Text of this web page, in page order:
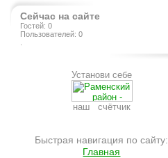
Сейчас на сайте
Гостей: 0
Пользователей: 0
Установи себе
наш счётчик
Быстрая навигация по сайту:
Главная